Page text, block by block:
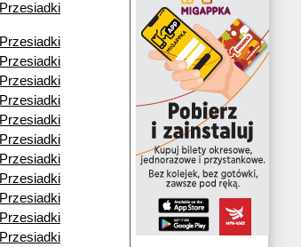
Przesiadki
Przesiadki
Przesiadki
Przesiadki
Przesiadki
Przesiadki
Przesiadki
Przesiadki
Przesiadki
Przesiadki
Przesiadki
Przesiadki